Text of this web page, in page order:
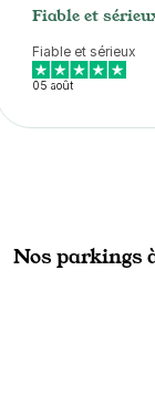
Fiable et
Fiable et sérieux
05 août
Nos parkings